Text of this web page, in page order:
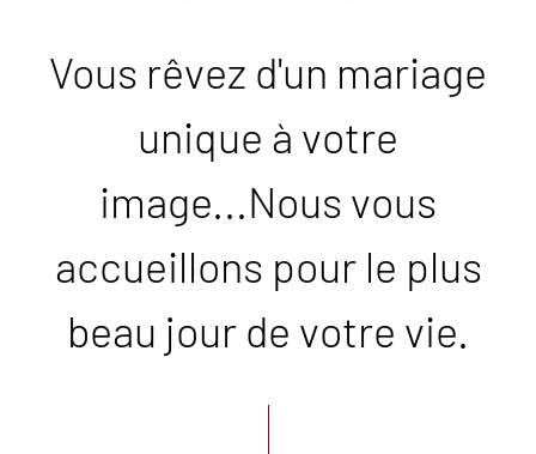
Vous rêvez d'un mariage
unique à votre
image...Nous vous
accueillons pour le plus
beau jour de votre vie.